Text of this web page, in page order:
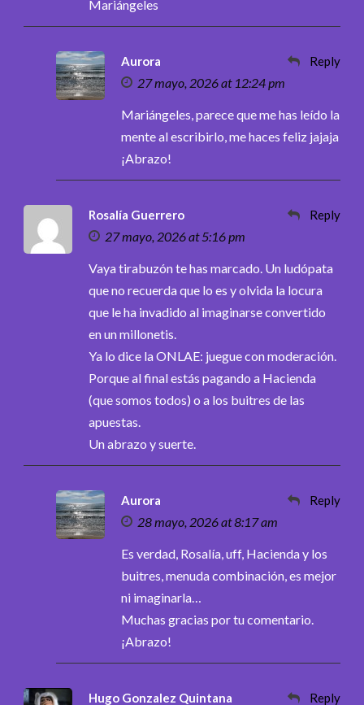
Mariángeles
Aurora
27 mayo, 2026 at 12:24 pm
Reply
Mariángeles, parece que me has leído la
mente al escribirlo, me haces feliz jajaja
¡Abrazo!
Rosalía Guerrero
27 mayo, 2026 at 5:16 pm
Reply
Vaya tirabuzón te has marcado. Un ludópata
que no recuerda que lo es y olvida la locura
que le ha invadido al imaginarse convertido
en un millonetis.
Ya lo dice la ONLAE: juegue con moderación.
Porque al final estás pagando a Hacienda
(que somos todos) o a los buitres de las
apuestas.
Un abrazo y suerte.
Aurora
28 mayo, 2026 at 8:17 am
Reply
Es verdad, Rosalía, uff, Hacienda y los
buitres, menuda combinación, es mejor
ni imaginarla…
Muchas gracias por tu comentario.
¡Abrazo!
Hugo Gonzalez Quintana Reply